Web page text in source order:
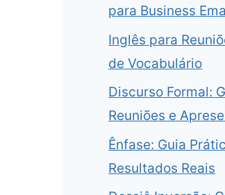
para Business
Inglês para
de Vocabulário
Discurso Formal:
Reuniões e
Ênfase: Guia
Resultados Reais